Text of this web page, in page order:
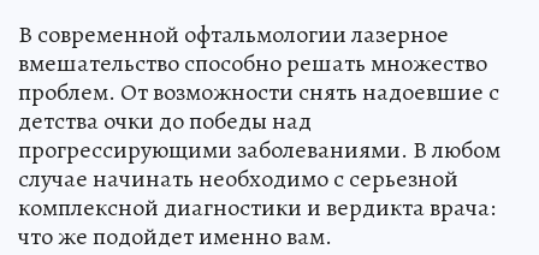
В современной офтальмологии лазерное
вмешательство способно решать множество
проблем. От возможности снять надоевшие с
детства очки до победы над
прогрессирующими заболеваниями. В любом
случае начинать необходимо с серьезной
комплексной диагностики и вердикта врача:
что же подойдет именно вам.